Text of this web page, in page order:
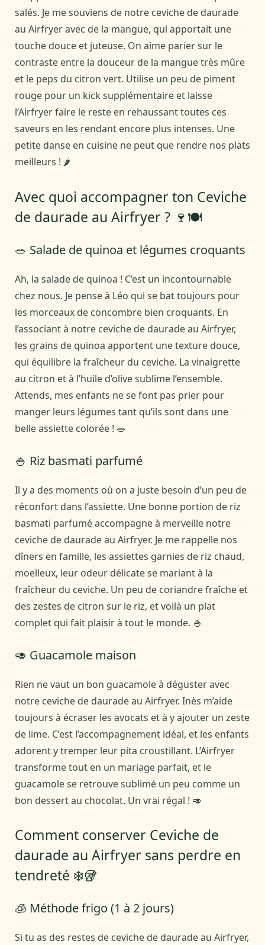
salés. Je me souviens de notre ceviche de daurade
au Airfryer avec de la mangue, qui apportait une
touche douce et juteuse. On aime parier sur le
contraste entre la douceur de la mangue très mûre
et le peps du citron vert. Utilise un peu de piment
rouge pour un kick supplémentaire et laisse
l’Airfryer faire le reste en rehaussant toutes ces
saveurs en les rendant encore plus intenses. Une
petite danse en cuisine ne peut que rendre nos plats
meilleurs ! 🌶️
Avec quoi accompagner ton Ceviche
de daurade au Airfryer ? 🍷🍽️
🥗 Salade de quinoa et légumes croquants
Ah, la salade de quinoa ! C’est un incontournable
chez nous. Je pense à Léo qui se bat toujours pour
les morceaux de concombre bien croquants. En
l’associant à notre ceviche de daurade au Airfryer,
les grains de quinoa apportent une texture douce,
qui équilibre la fraîcheur du ceviche. La vinaigrette
au citron et à l’huile d’olive sublime l’ensemble.
Attends, mes enfants ne se font pas prier pour
manger leurs légumes tant qu’ils sont dans une
belle assiette colorée ! 🥗
🍚 Riz basmati parfumé
Il y a des moments où on a juste besoin d’un peu de
réconfort dans l’assiette. Une bonne portion de riz
basmati parfumé accompagne à merveille notre
ceviche de daurade au Airfryer. Je me rappelle nos
dîners en famille, les assiettes garnies de riz chaud,
moelleux, leur odeur délicate se mariant à la
fraîcheur du ceviche. Un peu de coriandre fraîche et
des zestes de citron sur le riz, et voilà un plat
complet qui fait plaisir à tout le monde. 🍚
🥑 Guacamole maison
Rien ne vaut un bon guacamole à déguster avec
notre ceviche de daurade au Airfryer. Inès m’aide
toujours à écraser les avocats et à y ajouter un zeste
de lime. C’est l’accompagnement idéal, et les enfants
adorent y tremper leur pita croustillant. L’Airfryer
transforme tout en un mariage parfait, et le
guacamole se retrouve sublimé un peu comme un
bon dessert au chocolat. Un vrai régal ! 🥑
Comment conserver Ceviche de
daurade au Airfryer sans perdre en
tendreté ❄️🥡
🧊 Méthode frigo (1 à 2 jours)
Si tu as des restes de ceviche de daurade au Airfryer,